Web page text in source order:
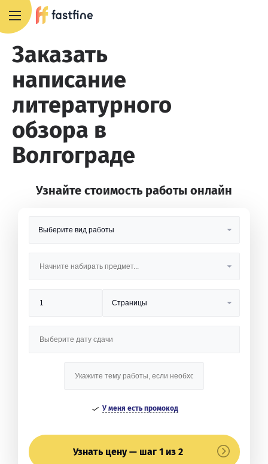
Заказать
написание
литературного
обзора в
Волгограде
Узнайте стоимость работы онлайн
У меня есть промокод
Узнать цену — шаг 1 из 2